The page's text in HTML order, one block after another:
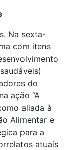
Na sexta-
com itens
do
ação “A
aliada à
Alimentar e
para a
atuais